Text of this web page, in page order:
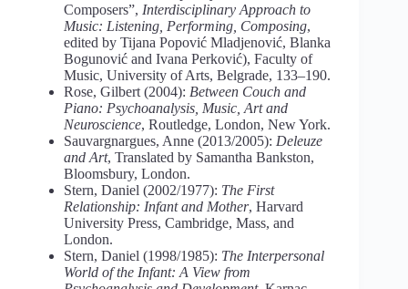
Composers”, Interdisciplinary Approach to
Music: Listening, Performing, Composing,
edited by Tijana Popović Mladjenović, Blanka
Bogunović and Ivana Perković), Faculty of
Music, University of Arts, Belgrade, 133–190.
Rose, Gilbert (2004): Between Couch and
Piano: Psychoanalysis, Music, Art and
Neuroscience, Routledge, London, New York.
Sauvargnargues, Anne (2013/2005): Deleuze
and Art, Translated by Samantha Bankston,
Bloomsbury, London.
Stern, Daniel (2002/1977): The First
Relationship: Infant and Mother, Harvard
University Press, Cambridge, Mass, and
London.
Stern, Daniel (1998/1985): The Interpersonal
World of the Infant: A View from